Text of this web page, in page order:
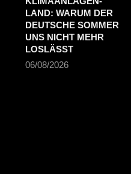
LAND: WARUM DER
DEUTSCHE SOMMER
UNS NICHT MEHR
LOSLÄSST
06/08/2026